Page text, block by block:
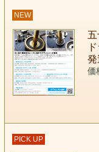
NEW
発
価
PICK UP